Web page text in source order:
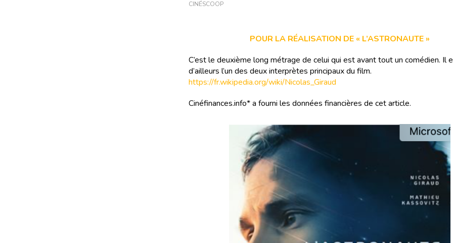
CINÉSCOOP
POUR LA RÉALISATION DE « L’ASTRONAUTE »
C’est le deuxième long métrage de celui qui est avant tout un comédien. Il
d’ailleurs l’un des deux interprètes principaux du film.
https://fr.wikipedia.org/wiki/Nicolas_Giraud
Cinéfinances.info* a fourni les données financières de cet article.